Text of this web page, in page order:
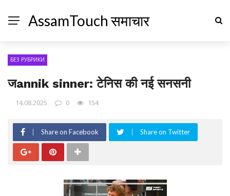
AssamTouch समाचार
БЕЗ РУБРИКИ
जannik sinner: टेनिस की नई सनसनी
14.08.2025 0 154
Share on Facebook Share on Twitter